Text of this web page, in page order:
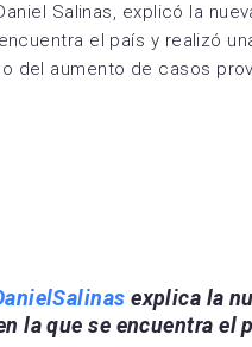
Salinas, explicó la
el país y realizó
del aumento de casos
explica la
la que se encuentra el